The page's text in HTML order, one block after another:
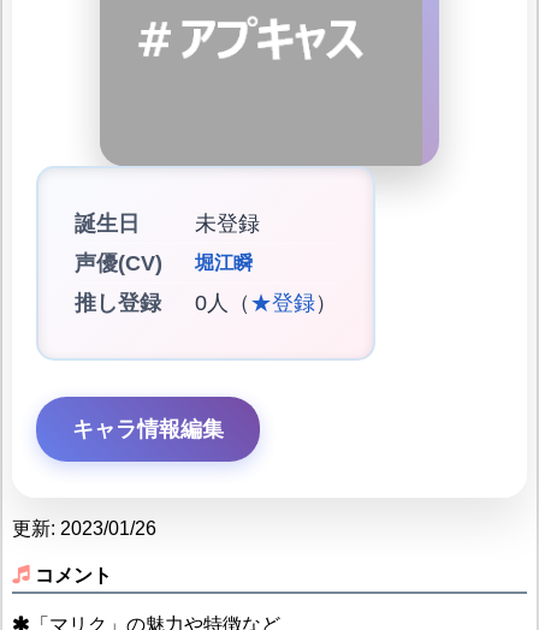
誕生日
未登録
声優(CV)
堀江瞬
推し登録 0人（ ★登録）
キャラ情報編集
更新: 2023/01/26
コメント
「マリク」の魅力や特徴など